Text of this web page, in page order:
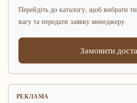
Перейдіть до каталогу, щоб вибрати
вагу та передати заявку менеджеру.
Замовити
РЕКЛАМА